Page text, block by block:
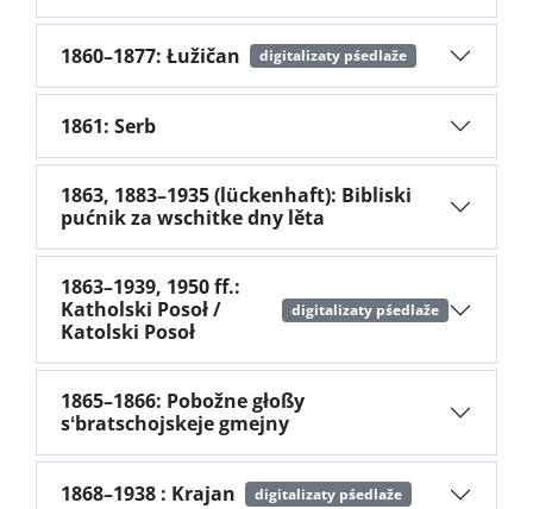
1860–1877: Łužičan digitalizaty pśedlaže
1861: Serb
1863, 1883–1935 (lückenhaft): Bibliski
pućnik za wschitke dny lěta
1863–1939, 1950 ff.:
Katholski Posoł /
Katolski Posoł
digitalizaty pśedlaže
1865–1866: Pobožne głoßy
sʻbratschojskeje gmejny
1868–1938 : Krajan digitalizaty pśedlaže